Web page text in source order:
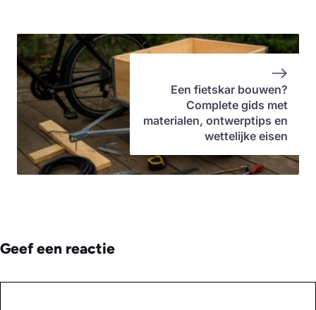
Een fietskar bouwen?
Complete gids met
materialen, ontwerptips en
wettelijke eisen
Geef een reactie